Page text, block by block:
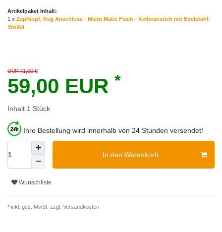
Artikelpaket Inhalt:
1 x Zapfkopf, Keg Anschluss - Micro Matic Flach - Kelleranstich mit Edelstahl-
Stößel
UVP 71,00 €
59,00 EUR *
Inhalt 1 Stück
Ihre Bestellung wird innerhalb von 24 Stunden versendet!
In den Warenkorb
Wunschliste
* inkl. ges. MwSt. zzgl. Versandkosten